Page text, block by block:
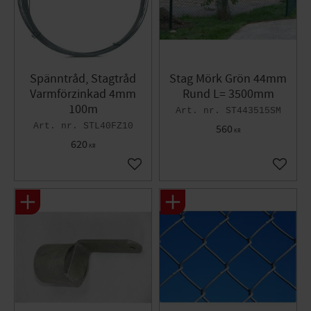
Spänntråd, Stagtråd
Varmförzinkad 4mm
100m
STL40FZ10
620 KR
Lägg till i favoriter
Stag Mörk Grön 44mm
Rund L= 3500mm
ST443515SM
560 KR
Lägg